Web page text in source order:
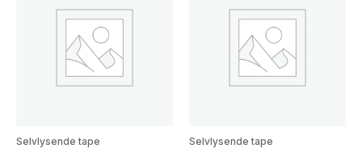
Selvlysende tape Selvlysende tape